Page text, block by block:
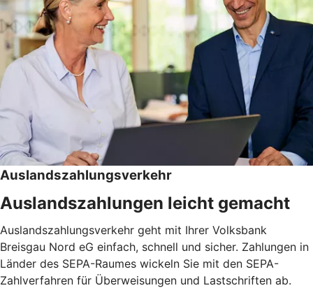
Auslandszahlungsverkehr
Auslandszahlungen leicht gemacht
Auslandszahlungsverkehr geht mit Ihrer Volksbank
Breisgau Nord eG einfach, schnell und sicher. Zahlungen in
Länder des SEPA-Raumes wickeln Sie mit den SEPA-
Zahlverfahren für Überweisungen und Lastschriften ab.